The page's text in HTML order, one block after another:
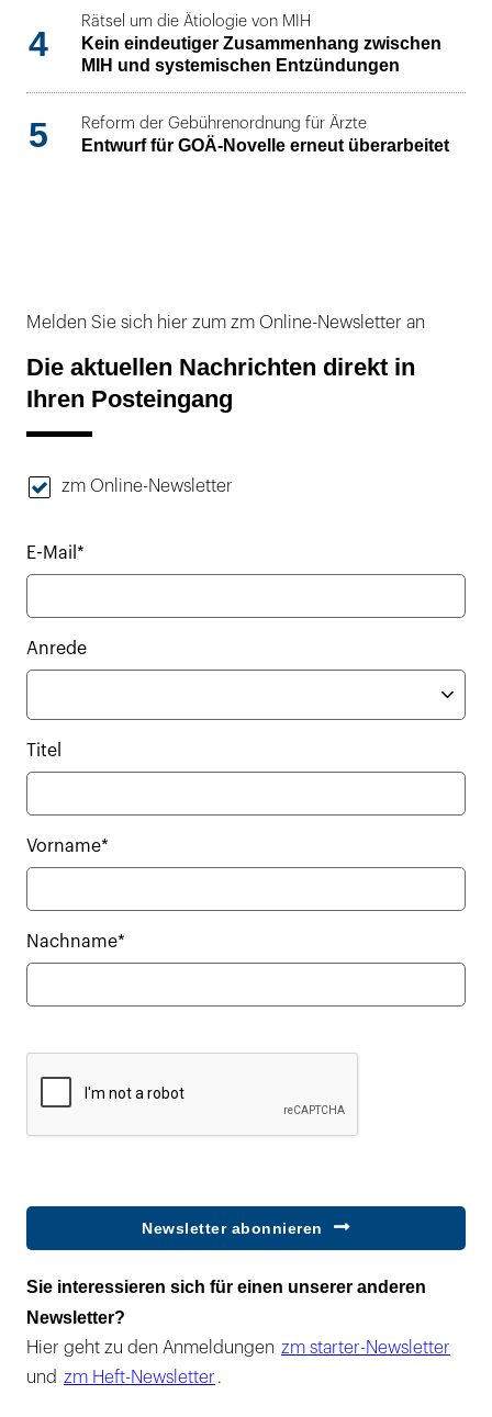
4
Rätsel um die Ätiologie von MIH
Kein eindeutiger Zusammenhang zwischen
MIH und systemischen Entzündungen
5 Reform der Gebührenordnung für Ärzte
Entwurf für GOÄ-Novelle erneut überarbeitet
Melden Sie sich hier zum zm Online-Newsletter an
Die aktuellen Nachrichten direkt in
Ihren Posteingang
zm Online-Newsletter
E-Mail*
Anrede
Titel
Vorname*
Nachname*
Newsletter abonnieren
Sie interessieren sich für einen unserer anderen
Newsletter?
Hier geht zu den Anmeldungen zm starter-Newsletter
und zm Heft-Newsletter .